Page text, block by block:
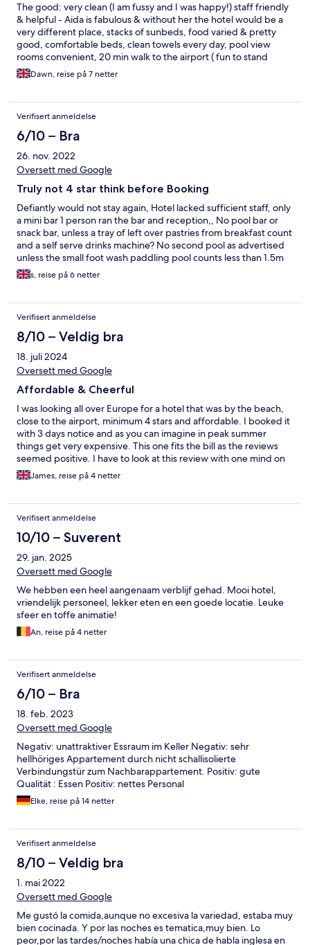
The good: very clean (I am fussy and I was happy!) staff friendly
& helpful - Aida is fabulous & without her the hotel would be a
very different place, stacks of sunbeds, food varied & pretty
good, comfortable beds, clean towels every day, pool view
rooms convenient, 20 min walk to the airport ( fun to stand
under a landing plane once in your life!) via Matagorda to the
left, 20min walk to Puerto Del Carmen to the right, bus stops
us but a good point to mention), chilled atmosphere, quiet at
night. The not so good: no outside space to eat, relax, socialise
& enjoy a drink, no net or mesh curtains on room doors so
privacy very lacking - a big issue in ground floor rooms, rooms
are small with limited space, no walk in shower, sunbeds
crammed together & little room to move them to distance
'ordinary' level guests - felt devisive, on a hill so a lot windier all
the time than down at the beach,. The bad: €18 EACH to keep
your wristbands after 11am. on check out day. Shocking. Never
had to pay anywhere in the world to keep a wristband and we
have always been able to use facilities until we leave.
Unacceptable so we chose not to pay. Premium guests (we
weren't) would have to pay this too. €20 to keep your room for a
late check out until 2pm. €40 to keep it until 5pm. Fair enough,
Dawn, reise på 7 netter
Verifisert anmeldelse
6/10 – Bra
26. nov. 2022
Oversett med Google
Truly not 4 star think before Booking
Defiantly would not stay again, Hotel lacked sufficient staff, only
a mini bar 1 person ran the bar and reception,, No pool bar or
snack bar, unless a tray of left over pastries from breakfast count
and a self serve drinks machine? No second pool as advertised
unless the small foot wash paddling pool counts less than 1.5m
diameter. Reception staff rude and unprofessional.
Entertainment was poor. Evenings entertainment was made up
turned out to make a good thing out of a bad job. The hotel is
no way a 4 star at best a good 2.5 star. Ok if you are looking for a
cheap and cheerful break. I know a lot of people complained
about the food as being repetitive but that is AI for you. Simon
& Helen Lincolnshire
s, reise på 6 netter
Verifisert anmeldelse
8/10 – Veldig bra
18. juli 2024
Oversett med Google
Affordable & Cheerful
I was looking all over Europe for a hotel that was by the beach,
close to the airport, minimum 4 stars and affordable. I booked it
with 3 days notice and as you can imagine in peak summer
things get very expensive. This one fits the bill as the reviews
seemed positive. I have to look at this review with one mind on
the cost of the booking. With that in mind, I must say it was
money well spent. Things I enjoyed. Overall very clean, decent
a bench and weights, but a gym none the less), excellent
location very close to the airport it's only 8 minutes away and
you're close to the strip of Playa da Carmen and the beach. Nice
pool that has unrestricted sun all day. Food is repetitive but
overall quite tasty. Things that could be better. All inclusive
drinks are very limited and the cocktails will not get you tipsy in
through the day are mostly limited to some nuts and pickles and
every now and then they might put some pizza slices out. The
pool is COLD even in peak summer. They also need far more sun
loungers as you will struggle to get one if you're not out there
it's super cheesy and naff but I guess there's a charm in that.
Overall I can't complain. I did enjoy my stay and it was great
James, reise på 4 netter
Verifisert anmeldelse
10/10 – Suverent
29. jan. 2025
Oversett med Google
We hebben een heel aangenaam verblijf gehad. Mooi hotel,
vriendelijk personeel, lekker eten en een goede locatie. Leuke
sfeer en toffe animatie!
An, reise på 4 netter
Verifisert anmeldelse
6/10 – Bra
18. feb. 2023
Oversett med Google
Negativ: unattraktiver Essraum im Keller Negativ: sehr
hellhöriges Appartement durch nicht schallisolierte
Verbindungstür zum Nachbarappartement. Positiv: gute
Qualität : Essen Positiv: nettes Personal
Elke, reise på 14 netter
Verifisert anmeldelse
8/10 – Veldig bra
1. mai 2022
Oversett med Google
Me gustó la comida,aunque no excesiva la variedad, estaba muy
bien cocinada. Y por las noches es tematica,muy bien. Lo
peor,por las tardes/noches había una chica de habla inglesa en